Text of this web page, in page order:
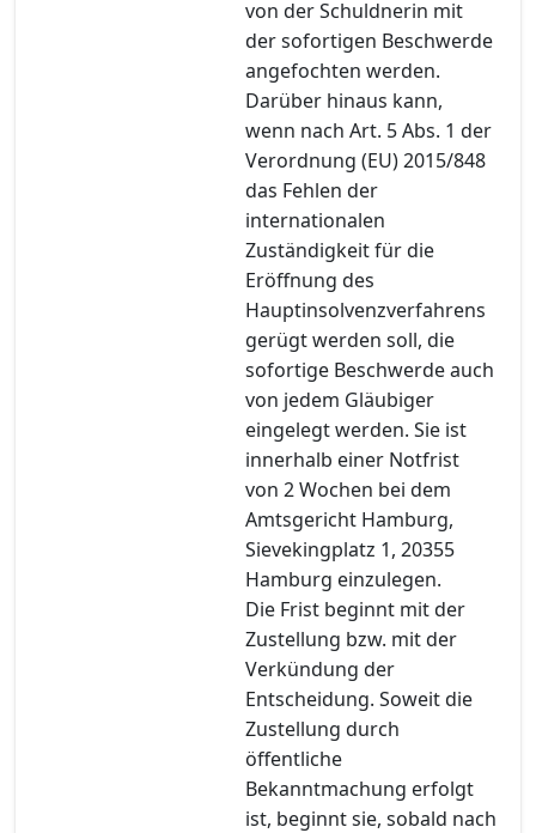
von der Schuldnerin mit
der sofortigen Beschwerde
angefochten werden.
Darüber hinaus kann,
wenn nach Art. 5 Abs. 1 der
Verordnung (EU) 2015/848
das Fehlen der
internationalen
Zuständigkeit für die
Eröffnung des
Hauptinsolvenzverfahrens
gerügt werden soll, die
sofortige Beschwerde auch
von jedem Gläubiger
eingelegt werden. Sie ist
innerhalb einer Notfrist
von 2 Wochen bei dem
Amtsgericht Hamburg,
Sievekingplatz 1, 20355
Hamburg einzulegen.
Die Frist beginnt mit der
Zustellung bzw. mit der
Verkündung der
Entscheidung. Soweit die
Zustellung durch
öffentliche
Bekanntmachung erfolgt
ist, beginnt sie, sobald nach